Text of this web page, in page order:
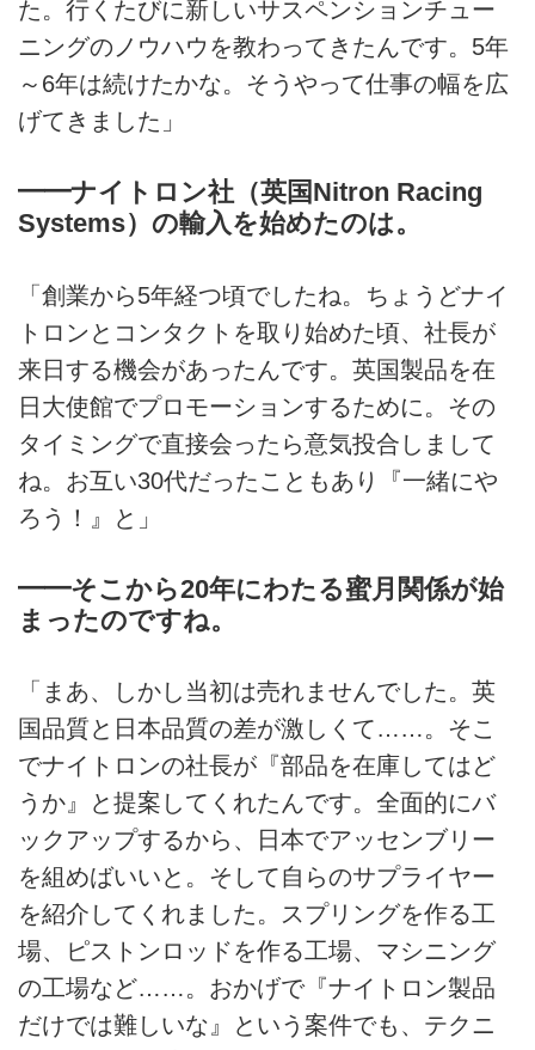
た。行くたびに新しいサスペンションチュー
ニングのノウハウを教わってきたんです。5年
～6年は続けたかな。そうやって仕事の幅を広
げてきました」
━━ナイトロン社（英国Nitron Racing
Systems）の輸入を始めたのは。
「創業から5年経つ頃でしたね。ちょうどナイ
トロンとコンタクトを取り始めた頃、社長が
来日する機会があったんです。英国製品を在
日大使館でプロモーションするために。その
タイミングで直接会ったら意気投合しまして
ね。お互い30代だったこともあり『一緒にや
ろう！』と」
━━そこから20年にわたる蜜月関係が始
まったのですね。
「まあ、しかし当初は売れませんでした。英
国品質と日本品質の差が激しくて……。そこ
でナイトロンの社長が『部品を在庫してはど
うか』と提案してくれたんです。全面的にバ
ックアップするから、日本でアッセンブリー
を組めばいいと。そして自らのサプライヤー
を紹介してくれました。スプリングを作る工
場、ピストンロッドを作る工場、マシニング
の工場など……。おかげで『ナイトロン製品
だけでは難しいな』という案件でも、テクニ